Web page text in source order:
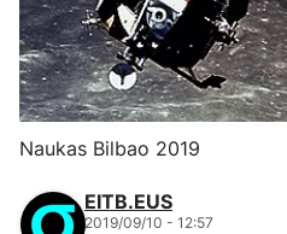
Naukas Bilbao 2019
EITB.EUS
2019/09/10 - 12:57